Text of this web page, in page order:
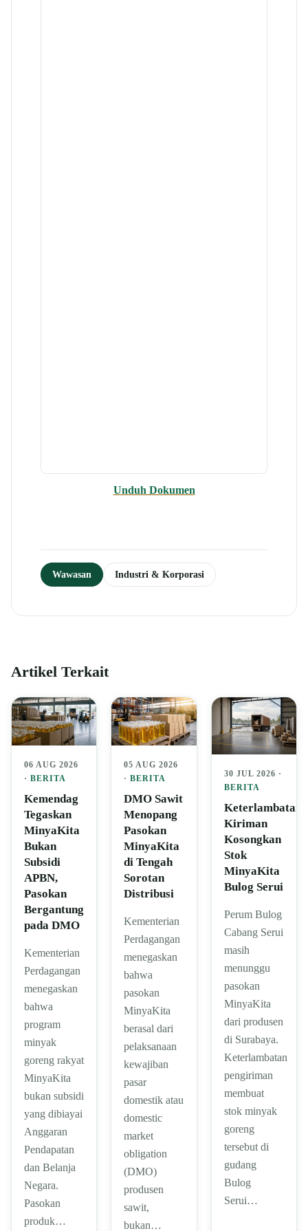
Unduh Dokumen
Wawasan Industri & Korporasi
Artikel Terkait
06 AUG 2026
· BERITA
Kemendag
Tegaskan
MinyaKita
Bukan
Subsidi
APBN,
Pasokan
Bergantung
pada DMO
Kementerian
Perdagangan
menegaskan
bahwa
program
minyak
goreng rakyat
MinyaKita
bukan subsidi
yang dibiayai
Anggaran
Pendapatan
dan Belanja
Negara.
Pasokan
produk…
05 AUG 2026
·BERITA
DMO Sawit
Menopang
Pasokan
MinyaKita
di Tengah
Sorotan
Distribusi
Kementerian
Perdagangan
menegaskan
bahwa
pasokan
MinyaKita
berasal dari
pelaksanaan
kewajiban
pasar
domestik atau
domestic
market
obligation
(DMO)
produsen
sawit,
bukan…
30 JUL 2026 ·
BERITA
Keterlambatan
Kiriman
Kosongkan
Stok
MinyaKita
Bulog Serui
Perum Bulog
Cabang Serui
masih
menunggu
pasokan
MinyaKita
dari produsen
di Surabaya.
Keterlambatan
pengiriman
membuat
stok minyak
goreng
tersebut di
gudang
Bulog
Serui…